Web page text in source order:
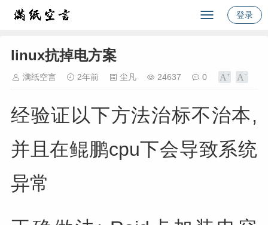
登录
linux抗掉电方案
满纸空言 2年前 尘凡 24637 0
经验证以下方法治标不治本,
并且在鲲鹏cpu下会导致系统
异常